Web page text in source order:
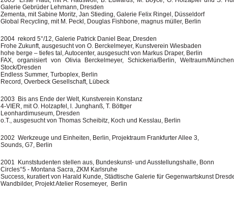
Galerie Gebrüder Lehmann, Dresden
Zementa, mit Sabine Moritz, Jan Stieding, Galerie Felix Ringel, Düsseldorf
Global Recycling, mit M. Peckl, Douglas Fishbone, magnus müller, Berlin
2004 rekord 5°/12, Galerie Patrick Daniel Bear, Dresden
Frohe Zukunft, ausgesucht von O. Berckelmeyer, Kunstverein Wiesbaden
hohe berge – tiefes tal, Autocenter, ausgesucht von Markus Draper, Berlin
FAX, organisiert von Olivia Berckelmeyer, Schickeria/Berlin, Weltraum/
Stock/Dresden
Endless Summer, Turboplex, Berlin
Record, Overbeck Gesellschaft, Lübeck
2003 Bis ans Ende der Welt, Kunstverein Konstanz
4-VIER, mit O. Holzapfel, l. Junghanß, T. Böttger
Leonhardimuseum, Dresden
o.T., ausgesucht von Thomas Scheibitz, Koch und Kesslau, Berlin
2002 Werkzeuge und Einheiten, Berlin, Projektraum Frankfurter Allee 3,
Sounds, G7, Berlin
2001 Kunststudenten stellen aus, Bundeskunst- und Ausstellungshalle, Bonn
Circles°5 - Montana Sacra, ZKM Karlsruhe
Success, kuratiert von Harald Kunde, Städtische Galerie für Gegenwartskunst
Wandbilder, Projekt Atelier Rosemeyer, Berlin